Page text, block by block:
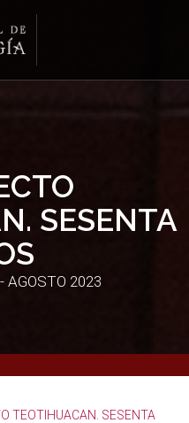
SESENTA
AGOSTO 2023
TEOTIHUACAN. SESENTA